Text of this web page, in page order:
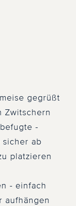
gegrüßt
Zwitschern
-
sicher ab
platzieren
- einfach
aufhängen